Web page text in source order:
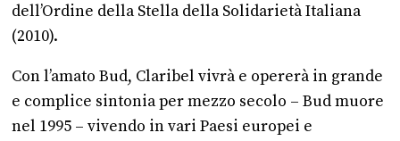
dell’Ordine della Stella della Solidarietà Italiana
(2010).
Con l’amato Bud, Claribel vivrà e opererà in grande
e complice sintonia per mezzo secolo – Bud muore
nel 1995 – vivendo in vari Paesi europei e